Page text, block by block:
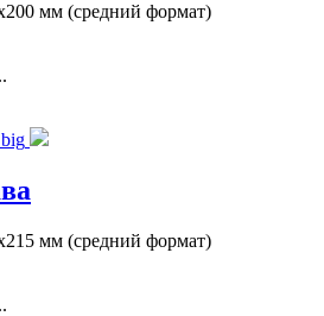
мм (средний формат)
мм (средний формат)